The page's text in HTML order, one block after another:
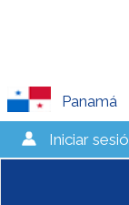
Panamá
Iniciar